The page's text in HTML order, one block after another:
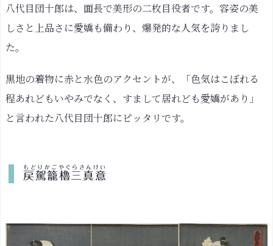
八代目団十郎は、面長で美形の二枚目役者です。容姿の美
しさと上品さに愛嬌も備わり、爆発的な人気を誇りまし
た。
黒地の着物に赤と水色のアクセントが、「色気はこぼれる
程あれどもいやみでなく、すまして居れども愛嬌があり」
と言われた八代目団十郎にピッタリです。
戻駕籠櫓三真意
もどりかごやぐらさんけい